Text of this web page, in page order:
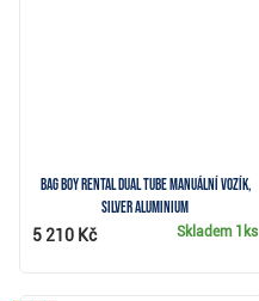
Bag Boy Rental Dual Tube manuální vozík,
silver aluminium
Skladem 1ks
5 210 Kč